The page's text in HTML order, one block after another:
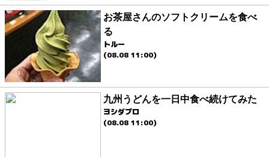
お茶屋さんのソフトクリームを食べ
る
トルー
(08.08 11:00)
九州うどんを一日中食べ続けてみた
ヨシダプロ
(08.08 11:00)